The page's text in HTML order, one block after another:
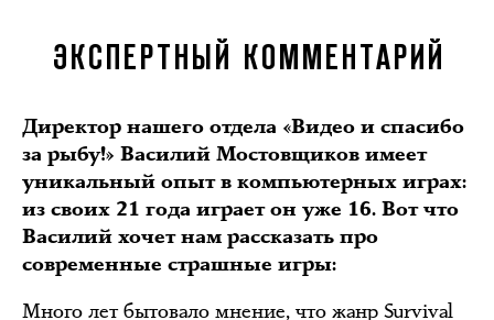
ЭКСПЕРТНЫЙ КОММЕНТАРИЙ
Директор нашего отдела «Видео и спасибо
за рыбу!» Василий Мостовщиков имеет
уникальный опыт в компьютерных играх:
из своих 21 года играет он уже 16. Вот что
Василий хочет нам рассказать про
современные страшные игры:
Много лет бытовало мнение, что жанр Survival